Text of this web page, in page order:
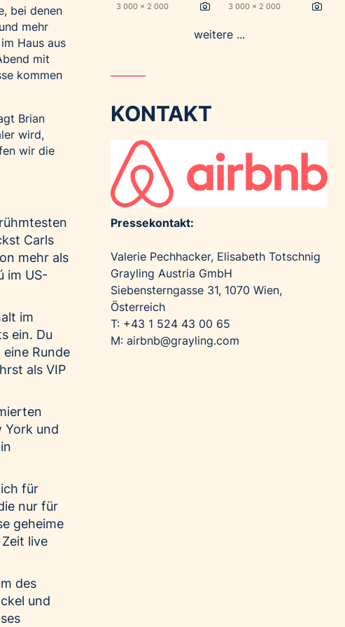
bei denen
mehr
Haus aus
mit
kommen
Brian
wird,
wir die
Carls
mehr als
im US-
im
ein. Du
Runde
als VIP
York und
für
nur für
geheime
live
des
und
3 000 x 2 000 3 000 x 2 000
weitere ...
KONTAKT
Pressekontakt:
Valerie Pechhacker, Elisabeth Totschnig
Grayling Austria GmbH
Siebensterngasse 31, 1070 Wien,
Österreich
T: +43 1 524 43 00 65
M:airbnb@grayling.com